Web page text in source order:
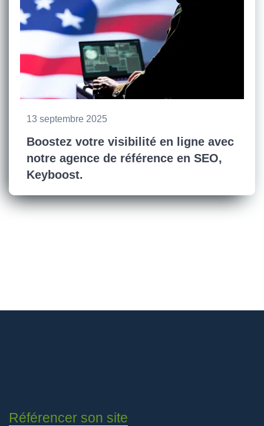
13 septembre 2025
Boostez votre visibilité en ligne avec
notre agence de référence en SEO,
Keyboost.
Référencer son site